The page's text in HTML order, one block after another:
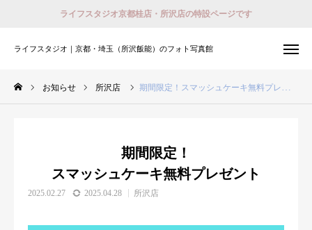
ライフスタジオ京都桂店・所沢店の特設ページです
ライフスタジオ｜京都・埼玉（所沢飯能）のフォト写真館
お知らせ 所沢店 期間限定！スマッシュケーキ無料プレゼント
期間限定！
スマッシュケーキ無料プレゼント
2025.02.27 2025.04.28 所沢店
ライフスタジオ｜京都・埼玉（所沢飯能）のフォト写真館
撮影予約 会員登録 （ログイン）
店舗紹介